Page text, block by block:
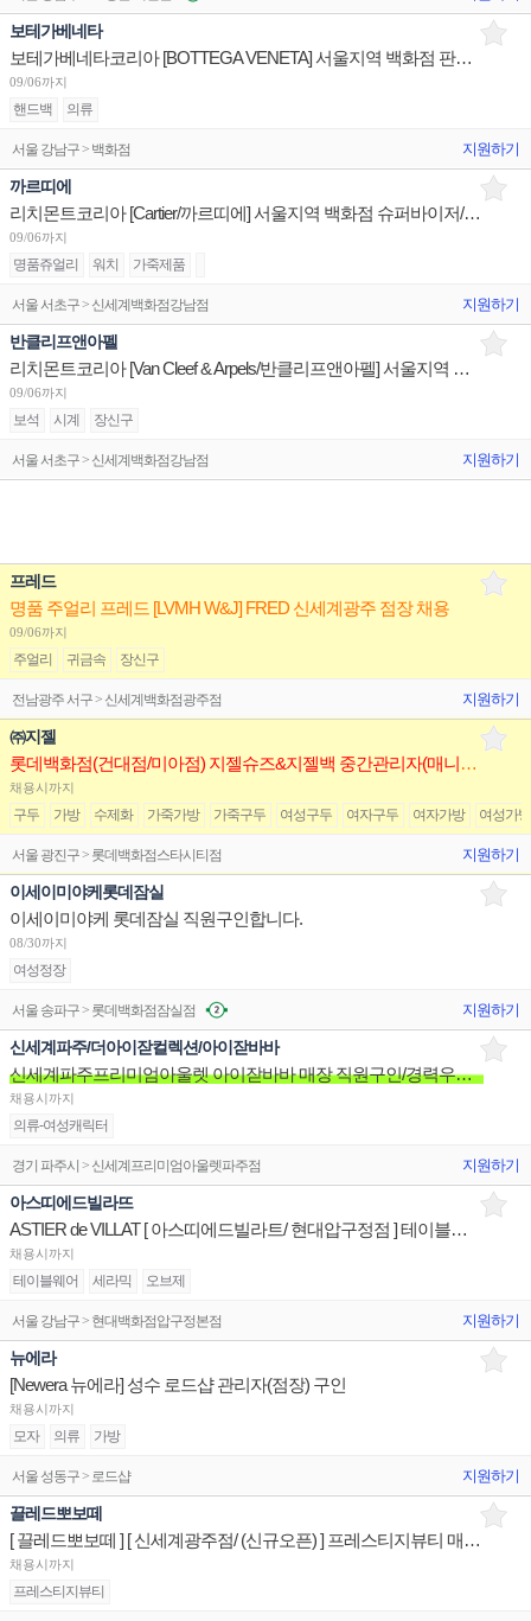
보테가베네타
보테가베네타코리아 [BOTTEGA VENETA] 서울지역 백화점 판매사원 채용
09/06까지
핸드백 의류
서울 강남구 > 백화점 지원하기
까르띠에
리치몬트코리아 [Cartier/까르띠에] 서울지역 백화점 슈퍼바이저/판매사원/어드민 채용
09/06까지
명품쥬얼리 워치 가죽제품
서울 서초구 > 신세계백화점강남점 지원하기
반클리프앤아펠
리치몬트코리아 [Van Cleef & Arpels/반클리프앤아펠] 서울지역 백화점 판매사원 채용
09/06까지
보석 시계 장신구
서울 서초구 > 신세계백화점강남점 지원하기
프레드
명품 주얼리 프레드 [LVMH W&J] FRED 신세계광주 점장 채용
09/06까지
주얼리 귀금속 장신구
전남광주 서구 > 신세계백화점광주점 지원하기
㈜지젤
롯데백화점(건대점/미아점) 지젤슈즈&지젤백 중간관리자(매니저) 구인합니다
채용시까지
구두 가방 수제화 가죽가방 가죽구두 여성구두 여자구두 여자가방 여성가방
서울 광진구 > 롯데백화점스타시티점 지원하기
이세이미야케롯데잠실
이세이미야케 롯데잠실 직원구인합니다.
08/30까지
여성정장
서울 송파구 > 롯데백화점잠실점 지원하기
신세계파주/더아이잗컬렉션/아이잗바바
신세계파주프리미엄아울렛 아이잗바바 매장 직원구인/경력우대/분위기좋은매장/장기근무환영
채용시까지
의류-여성캐릭터
경기 파주시 > 신세계프리미엄아울렛파주점 지원하기
아스띠에드빌라뜨
ASTIER de VILLAT [ 아스띠에드빌라트/ 현대압구정점 ] 테이블웨어 매장 상품유지 매장판매사원
채용시까지
테이블웨어 세라믹 오브제
서울 강남구 > 현대백화점압구정본점 지원하기
뉴에라
[Newera 뉴에라] 성수 로드샵 관리자(점장) 구인
채용시까지
모자 의류 가방
서울 성동구 > 로드샵 지원하기
끌레드뽀보떼
[ 끌레드뽀보떼 ] [ 신세계광주점/ (신규오픈) ] 프레스티지뷰티 매장 상품유지 매장판매사원
채용시까지
프레스티지뷰티